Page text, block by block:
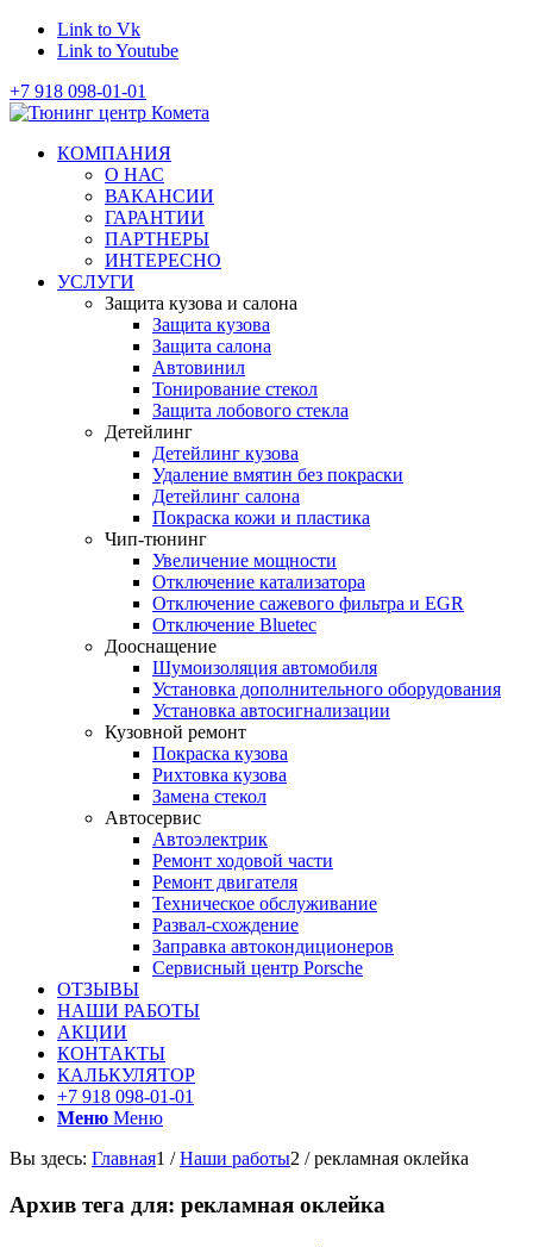
Link to Vk
Link to Youtube
+7 918 098-01-01
КОМПАНИЯ
О НАС
ВАКАНСИИ
ГАРАНТИИ
ПАРТНЕРЫ
ИНТЕРЕСНО
УСЛУГИ
Защита кузова и салона
Защита кузова
Защита салона
Автовинил
Тонирование стекол
Защита лобового стекла
Детейлинг
Детейлинг кузова
Удаление вмятин без покраски
Детейлинг салона
Покраска кожи и пластика
Чип-тюнинг
Увеличение мощности
Отключение катализатора
Отключение сажевого фильтра и EGR
Отключение Bluetec
Дооснащение
Шумоизоляция автомобиля
Установка дополнительного оборудования
Установка автосигнализации
Кузовной ремонт
Покраска кузова
Рихтовка кузова
Замена стекол
Автосервис
Автоэлектрик
Ремонт ходовой части
Ремонт двигателя
Техническое обслуживание
Развал-схождение
Заправка автокондиционеров
Сервисный центр Porsche
ОТЗЫВЫ
НАШИ РАБОТЫ
АКЦИИ
КОНТАКТЫ
КАЛЬКУЛЯТОР
+7 918 098-01-01
Меню Меню
Вы здесь: Главная1 / Наши работы2 / рекламная оклейка
Архив тега для: рекламная оклейка